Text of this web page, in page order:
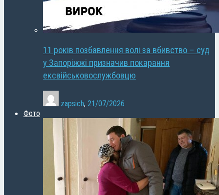
11 років позбавлення волі за вбивство – суд
у Запоріжжі призначив покарання
ексвійськовослужбовцю
zapsich, 21/07/2026
Фото